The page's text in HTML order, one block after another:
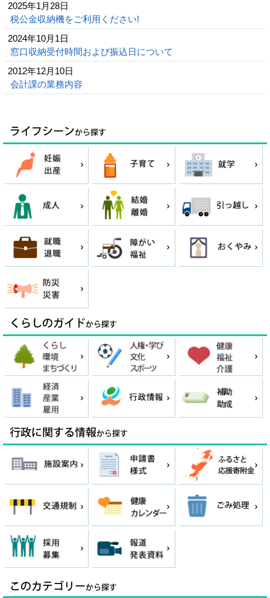
2025年1月28日
税公金収納機をご利用ください!
2024年10月1日
窓口収納受付時間および振込日について
2012年12月10日
会計課の業務内容